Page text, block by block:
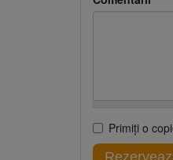
Primiţi o